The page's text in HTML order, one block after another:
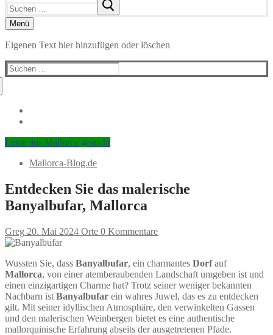
nach:
Menü
Eigenen Text hier hinzufügen oder löschen
Suchen
nach:
Leute aus Mallorca gesucht
Mallorca-Blog.de
Entdecken Sie das malerische
Banyalbufar, Mallorca
Greg 20. Mai 2024 Orte 0 Kommentare
Wussten Sie, dass Banyalbufar, ein charmantes Dorfauf
Mallorca, von einer atemberaubenden Landschaft umgeben ist und
einen einzigartigen Charme hat? Trotz seiner weniger bekannten
Nachbarn ist Banyalbufar ein wahres Juwel, das es zu entdecken
gilt. Mit seiner idyllischen Atmosphäre, den verwinkelten Gassen
und den malerischen Weinbergen bietet es eine authentische
mallorquinische Erfahrung abseits der ausgetretenen Pfade.